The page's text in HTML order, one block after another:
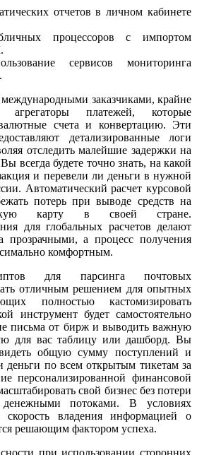
отчетов в личном кабинете
процессоров с импортом
сервисов мониторинга
международными заказчиками, крайне
агрегаторы платежей, которые
счета и конвертацию. Эти
детализированные логи
отследить малейшие задержки на
всегда будете точно знать, на какой
и перевели ли деньги в нужной
Автоматический расчет курсовой
потерь при выводе средств на
карту в своей стране.
для глобальных расчетов делают
прозрачными, а процесс получения
комфортным.
для парсинга почтовых
отличным решением для опытных
полностью кастомизировать
инструмент будет самостоятельно
письма от бирж и выводить важную
для вас таблицу или дашборд. Вы
общую сумму поступлений и
деньги по всем открытым тикетам за
персонализированной финансовой
свой бизнес без потери
денежными потоками. В условиях
скорость владения информацией о
решающим фактором успеха.
при использовании сторонних